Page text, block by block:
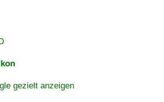
gezielt anzeigen